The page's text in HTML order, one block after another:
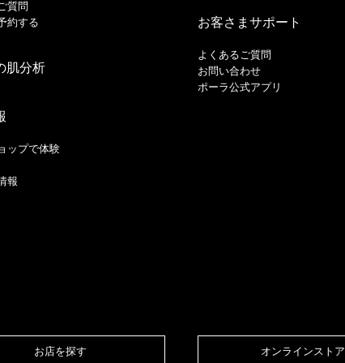
質問
約する
肌分析
ップで体験
報
お客さまサポート
よくあるご質問
お問い合わせ
ポーラ公式アプリ
お店を探す​ オンラインストア​